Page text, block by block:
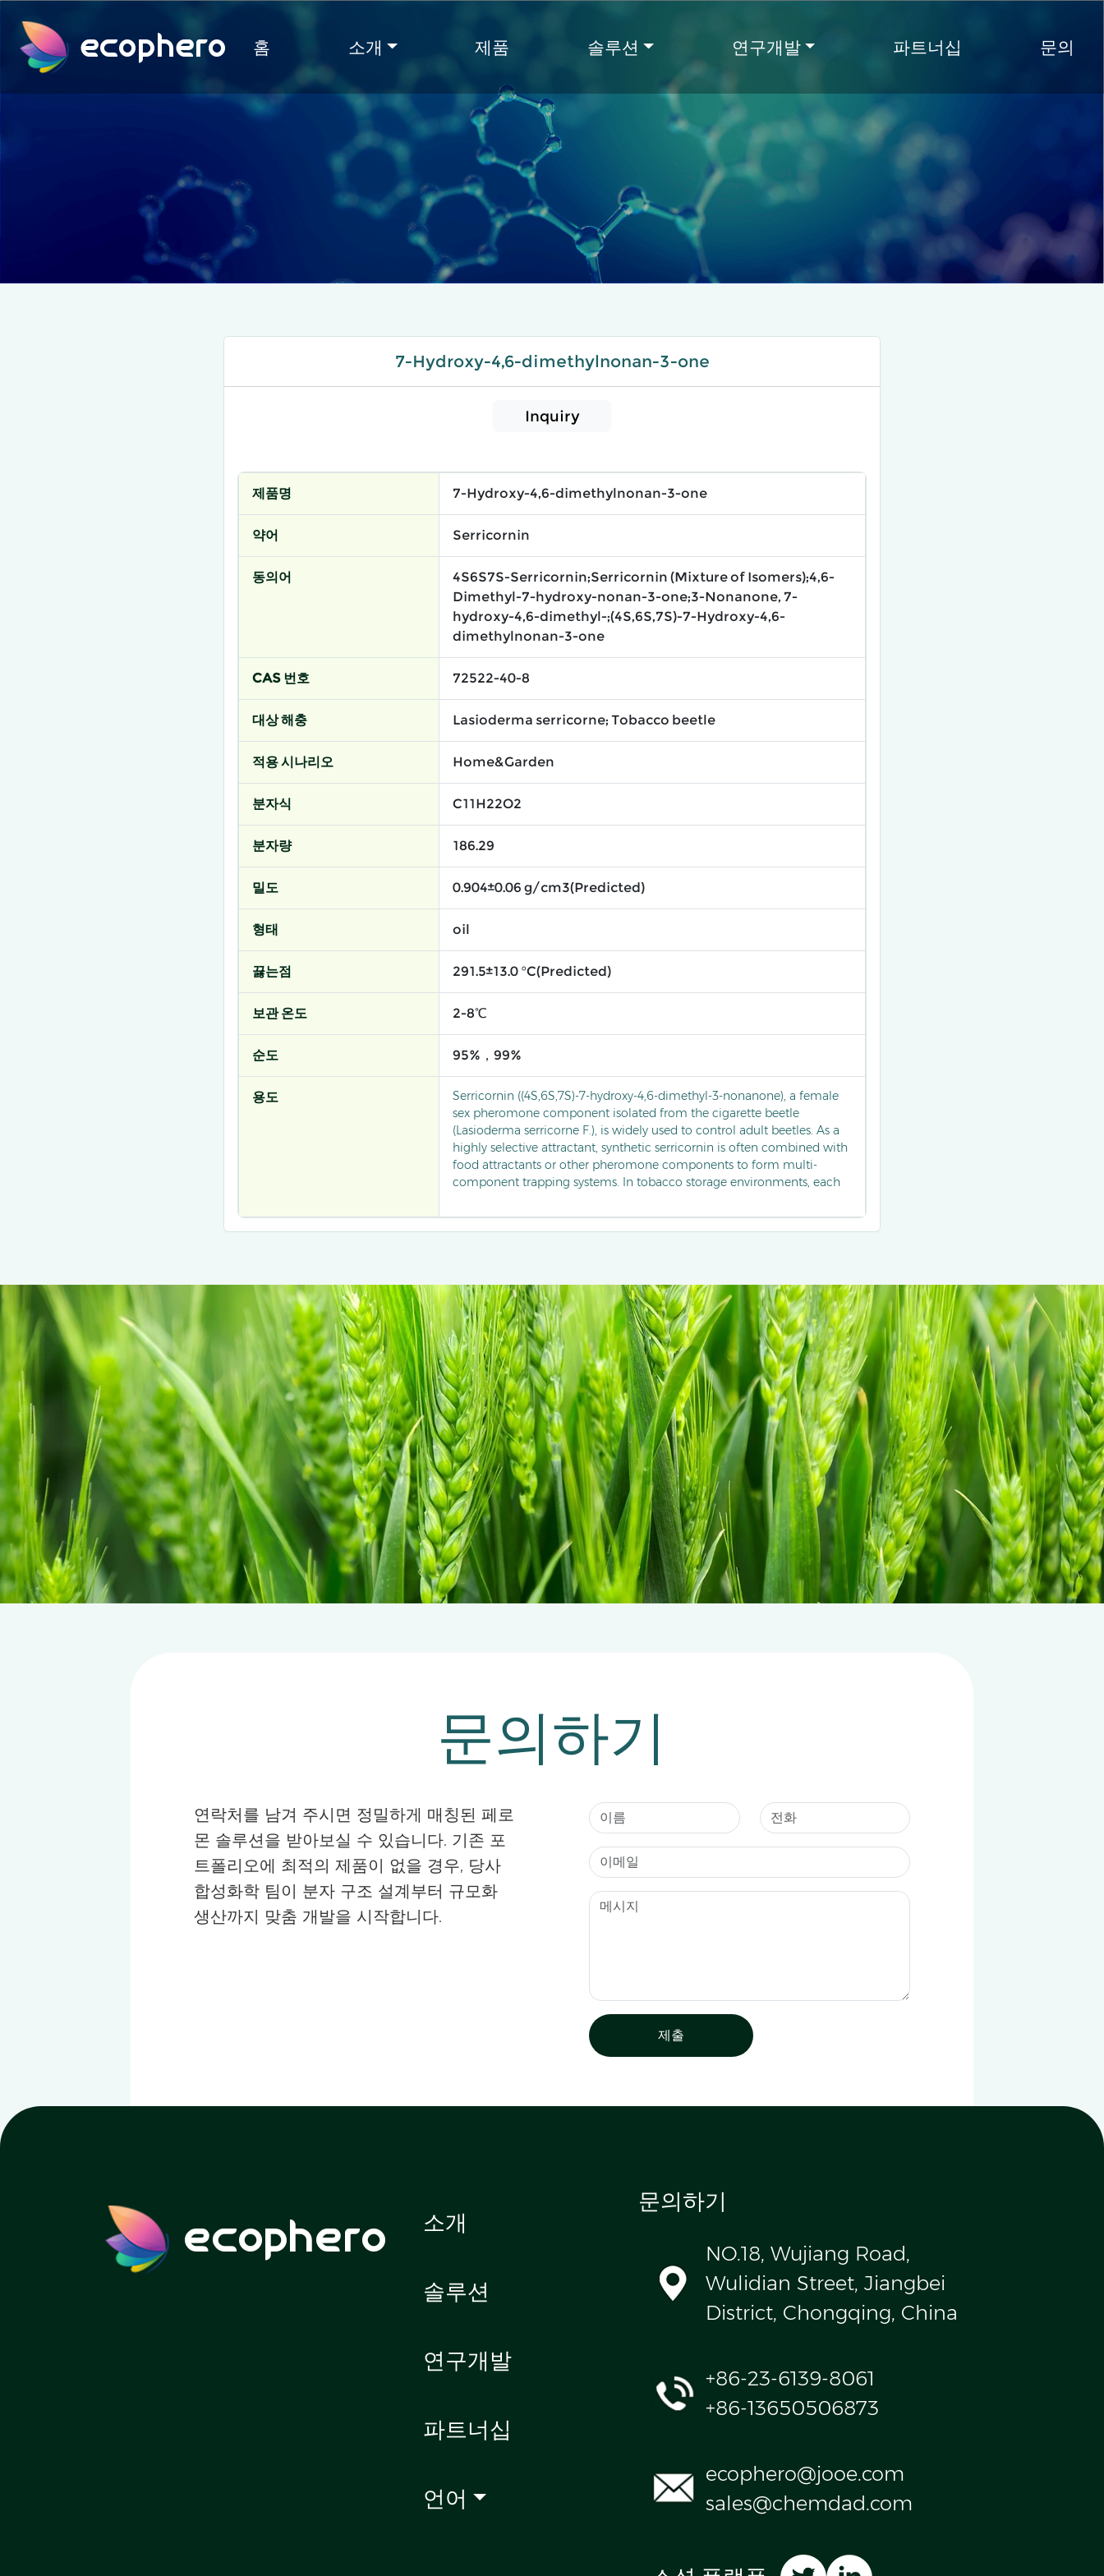
ecophero 홈 소개 제품 솔루션 연구개발 파트너십 문의
7-Hydroxy-4,6-dimethylnonan-3-one
Inquiry
제품명 7-Hydroxy-4,6-dimethylnonan-3-one
약어 Serricornin
동의어
4S6S7S-Serricornin;Serricornin (Mixture of Isomers);4,6-
Dimethyl-7-hydroxy-nonan-3-one;3-Nonanone, 7-
hydroxy-4,6-dimethyl-;(4S,6S,7S)-7-Hydroxy-4,6-
dimethylnonan-3-one
CAS 번호 72522-40-8
대상 해충 Lasioderma serricorne; Tobacco beetle
적용 시나리오 Home&Garden
분자식 C11H22O2
분자량 186.29
밀도 0.904±0.06 g/cm3(Predicted)
형태 oil
끓는점 291.5±13.0 °C(Predicted)
보관 온도 2-8℃
순도 95%，99%
용도
Serricornin ((4S,6S,7S)-7-hydroxy-4,6-dimethyl-3-nonanone), a female
sex pheromone component isolated from the cigarette beetle
(Lasioderma serricorne F.), is widely used to control adult beetles. As a
highly selective attractant, synthetic serricornin is often combined with
food attractants or other pheromone components to form multi-
component trapping systems. In tobacco storage environments, each
reducing population density. Compared to traditional monitoring
methods, serricornin-based traps demonstrate significantly improved
문의하기
연락처를 남겨 주시면 정밀하게 매칭된 페로
몬 솔루션을 받아보실 수 있습니다. 기존 포
트폴리오에 최적의 제품이 없을 경우, 당사
합성화학 팀이 분자 구조 설계부터 규모화
생산까지 맞춤 개발을 시작합니다.
제출
ecophero 소개
솔루션
연구개발
파트너십
언어
문의하기
NO.18, Wujiang Road,
Wulidian Street, Jiangbei
District, Chongqing, China
+86-23-6139-8061
+86-13650506873
ecophero@jooe.com
sales@chemdad.com